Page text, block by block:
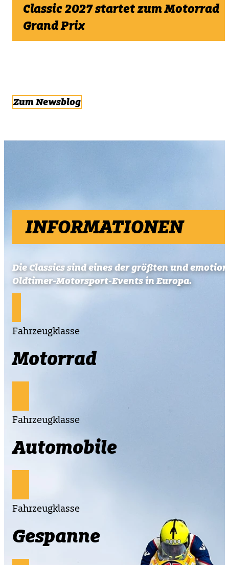
Classic 2027 startet zum Motorrad
Grand Prix
Zum Newsblog
INFORMATIONEN
Die Classics sind eines der größten und
Oldtimer-Motorsport-Events in Europa.
Fahrzeugklasse
Motorrad
Fahrzeugklasse
Automobile
Fahrzeugklasse
Gespanne